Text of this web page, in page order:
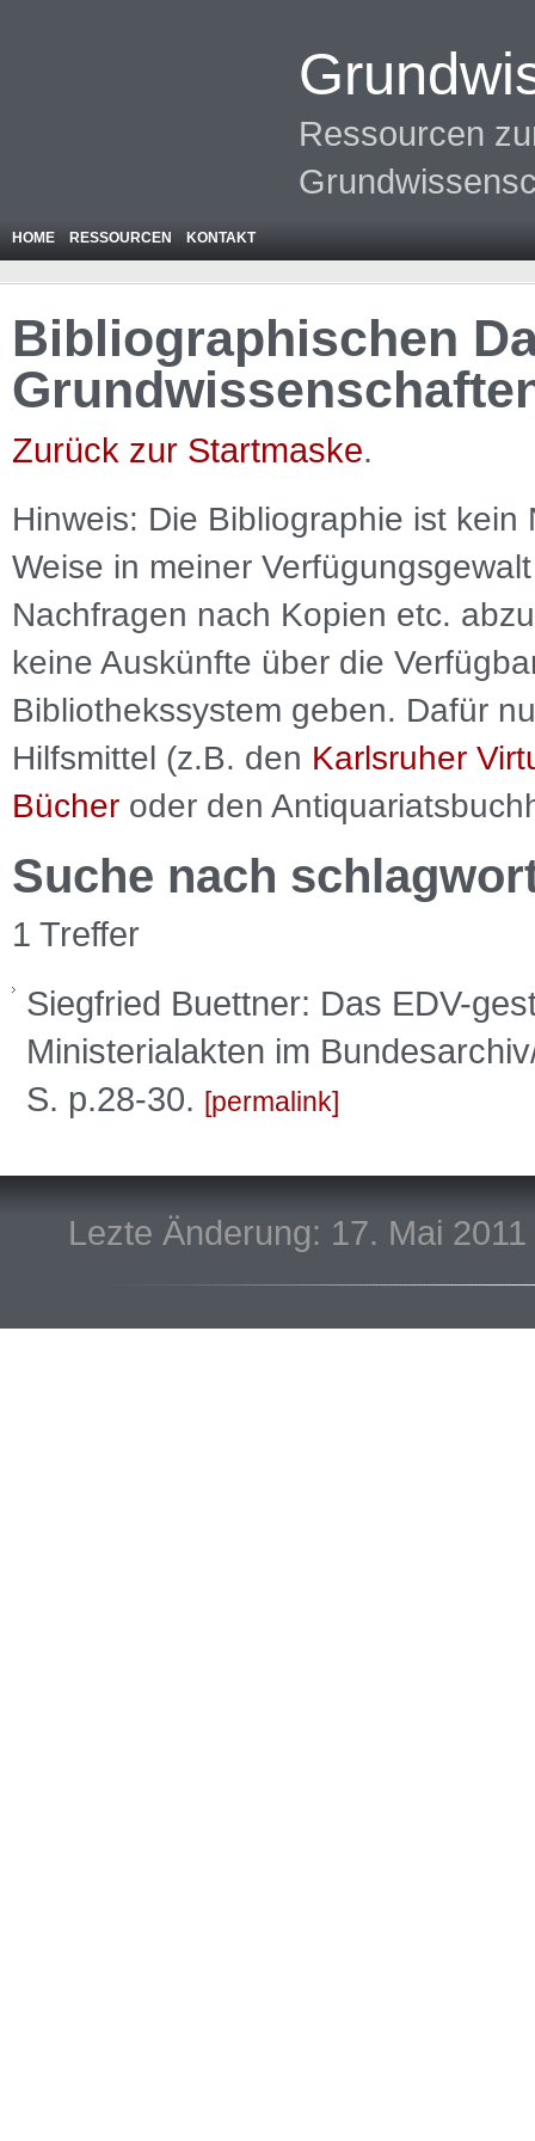
Ressourcen
HOME RESSOURCEN KONTAKT
Bibliographischen
Zurück zur Startmaske.
Hinweis: Die Bibliographie ist kein
Weise in meiner
Nachfragen nach Kopien etc.
keine Auskünfte über die
Bibliothekssystem geben. Dafür
Hilfsmittel (z.B. den Karlsruher
Bücher oder den
Suche nach
1 Treffer
Siegfried Buettner: Das EDV-
Ministerialakten im
S. p.28-30.
permalink
Lezte Änderung: 17. Mai